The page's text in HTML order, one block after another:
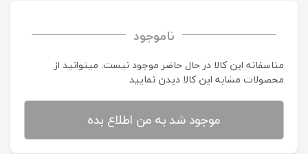
ناموجود
متاسفانه این کالا در حال حاضر موجود نیست. می‍توانید از
محصولات مشابه این کالا دیدن نمایید
موجود شد به من اطلاع بده